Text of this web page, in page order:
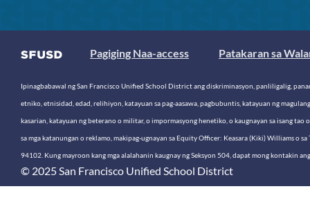
Pagiging Naa-access Patakaran sa
Ipinagbabawal ng San Francisco Unified School District ang diskriminasyon, panliligalig,
etniko, etnisidad, edad, relihiyon, katayuan sa pag-aasawa, pagbubuntis, katayuan ng
kasarian, katayuan ng beterano o militar, o impormasyong henetiko, o kaugnayan sa isang
sa mga katanungan o reklamo, makipag-ugnayan sa Equity Officer: Keasara (Kiki) Williams o
94102. Kung mayroon kang mga alalahanin kaugnay ng Seksyon 504, dapat mong kontakin
© 2025 San Francisco Unified School District